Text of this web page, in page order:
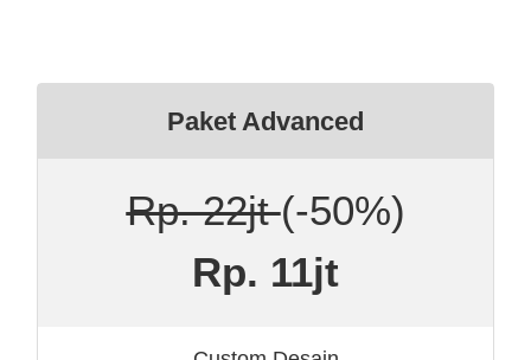
Paket Advanced
Rp. 22jt(-50%)
Rp. 11jt